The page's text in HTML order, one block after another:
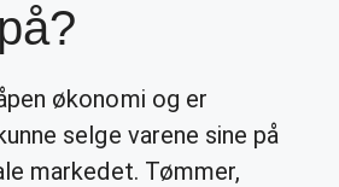
økonomi og er
selge varene sine på
markedet. Tømmer,